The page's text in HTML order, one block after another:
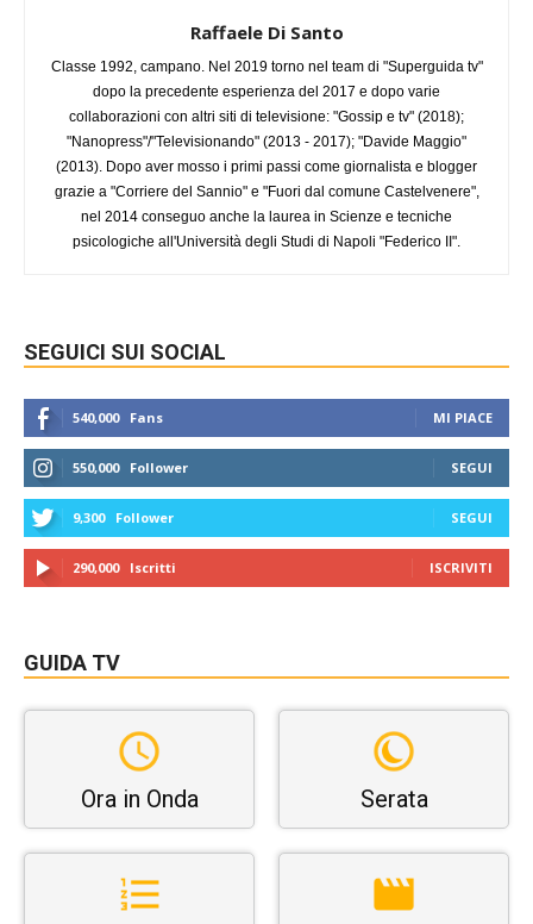
Raffaele Di Santo
Classe 1992, campano. Nel 2019 torno nel team di "Superguida tv"
dopo la precedente esperienza del 2017 e dopo varie
collaborazioni con altri siti di televisione: "Gossip e tv" (2018);
"Nanopress"/"Televisionando" (2013 - 2017); "Davide Maggio"
(2013). Dopo aver mosso i primi passi come giornalista e blogger
grazie a "Corriere del Sannio" e "Fuori dal comune Castelvenere",
nel 2014 conseguo anche la laurea in Scienze e tecniche
psicologiche all'Università degli Studi di Napoli "Federico II".
SEGUICI SUI SOCIAL
540,000 Fans MI PIACE
550,000 Follower SEGUI
9,300 Follower SEGUI
290,000 Iscritti ISCRIVITI
GUIDA TV
Ora in Onda Serata